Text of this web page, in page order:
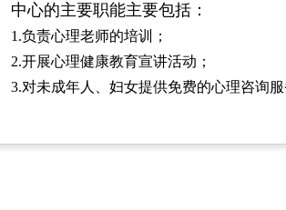
中心的主要职能主要包括：
1.负责心理老师的培训；
2.开展心理健康教育宣讲活动；
3.对未成年人、妇女提供免费的心理咨询